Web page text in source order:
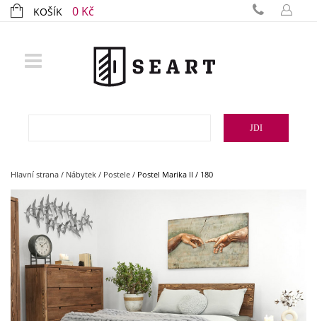
KOŠÍK 0 Kč
JDI
Hlavní strana / Nábytek / Postele / Postel Marika II / 180